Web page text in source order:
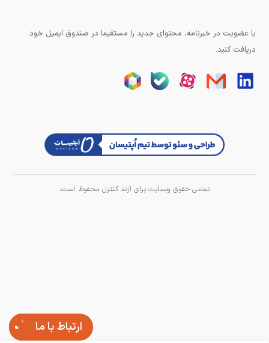
ارتباط با ما
با عضویت در خبرنامه، محتوای جدید را مستقیما در صندوق ایمیل خود
دریافت کنید.
تمامی حقوق وبسایت برای آزند کنترل محفوظ است.